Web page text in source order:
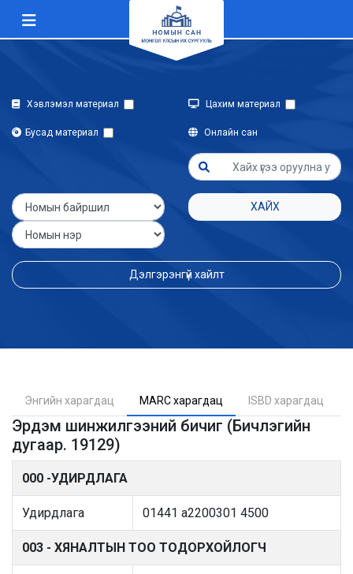
Хэвлэмэл материал Цахим материал
Бусад материал Онлайн сан
ХАЙХ
Дэлгэрэнгүй хайлт
Энгийн харагдац MARC харагдац ISBD харагдац
Эрдэм шинжилгээний бичиг (Бичлэгийн
дугаар. 19129)
000 -УДИРДЛАГА
Удирдлага 01441 a2200301 4500
003 - ХЯНАЛТЫН ТОО ТОДОРХОЙЛОГЧ